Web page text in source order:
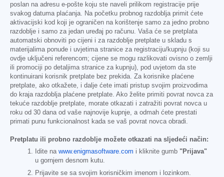
poslan na adresu e-pošte koju ste naveli prilikom registracije prije
svakog datuma plaćanja. Na početku probnog razdoblja primit ćete
aktivacijski kod koji je ograničen na korištenje samo za jedno probno
razdoblje i samo za jedan uređaj po računu. Vaša će se pretplata
automatski obnoviti po cijeni i za razdoblje pretplate u skladu s
materijalima ponude i uvjetima stranice za registraciju/kupnju (koji su
ovdje uključeni referencom; cijene se mogu razlikovati ovisno o zemlji
ili promociji po detaljima stranice za kupnju), pod uvjetom da ste
kontinuirani korisnik pretplate bez prekida. Za korisnike plaćene
pretplate, ako otkažete, i dalje ćete imati pristup svojim proizvodima
do kraja razdoblja plaćene pretplate. Ako želite primiti povrat novca za
tekuće razdoblje pretplate, morate otkazati i zatražiti povrat novca u
roku od 30 dana od vaše najnovije kupnje, a odmah ćete prestati
primati punu funkcionalnost kada se vaš povrat novca obradi.
Pretplatu ili probno razdoblje možete otkazati na sljedeći način:
Idite na www.enigmasoftware.com i kliknite gumb "Prijava"
u gornjem desnom kutu.
Prijavite se sa svojim korisničkim imenom i lozinkom.